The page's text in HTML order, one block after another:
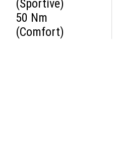
(Sportive)
50 Nm
(Comfort)